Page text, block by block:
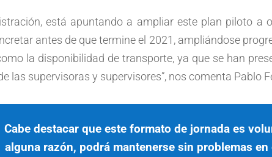
está apuntando a ampliar este plan piloto a
antes de que termine el 2021, ampliándose
la disponibilidad de transporte, ya que se han
las supervisoras y supervisores”, nos comenta Pablo
Cabe destacar que este formato de jornada es
alguna razón, podrá mantenerse sin problemas